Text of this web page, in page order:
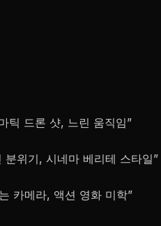
틱 드론 샷, 느린 움직임”
위기, 시네마 베리테 스타일”
카메라, 액션 영화 미학”